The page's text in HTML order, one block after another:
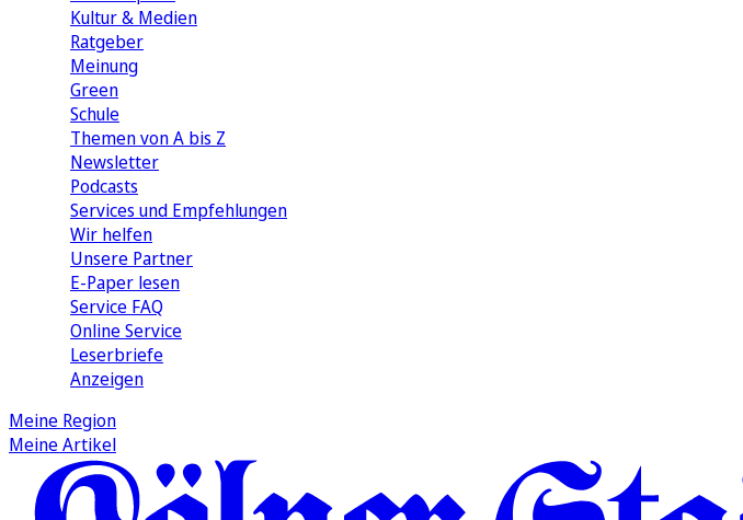
Kultur & Medien
Ratgeber
Meinung
Green
Schule
Themen von A bis Z
Newsletter
Podcasts
Services und Empfehlungen
Wir helfen
Unsere Partner
E-Paper lesen
Service FAQ
Online Service
Leserbriefe
Anzeigen
Meine Region
Meine Artikel